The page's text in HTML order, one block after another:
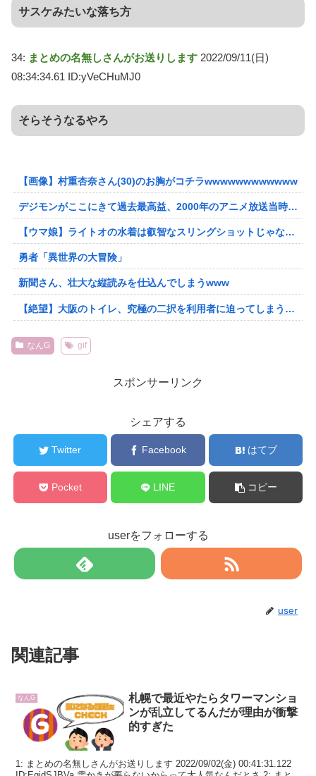
サスケみたいな落ち方
34: まとめの名無しさんがお送りします 2022/09/11(日)
08:34:34.61 ID:yVeCHuMJ0
そらそうなるやろ
【画像】村重杏奈さん(30)のお胸がコチラwwwwwwwwwwww
デジモンがここにきて過去最高益、2000年のアニメ放送当時を上回る
【ウマ娘】ライトオの水着は叡智なスリングショットじゃなくて多分これ。
勇者「異世界の大冒険」
新聞さん、壮大な縦読みを仕込んでしまうwww
【絶望】大阪のトイレ、究極の二択を利用者に迫ってしまうwww (※画像あり)
なんG gif
スポンサーリンク
シェアする
Twitter Facebook はてブ
Pocket LINE コピー
userをフォローする
user
関連記事
なんG
札幌で最近やたらタワーマンショ
ンが乱立してるんだが理由が衝撃
的すぎた
1: まとめの名無しさんがお送りします 2022/09/02(金) 00:41:31.122